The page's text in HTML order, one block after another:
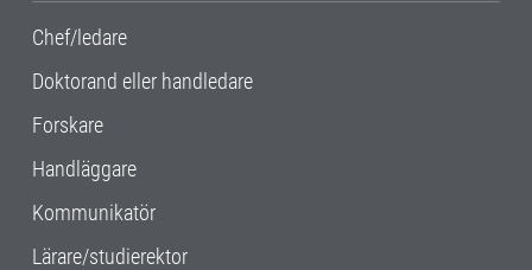
Chef/ledare
Doktorand eller handledare
Forskare
Handläggare
Kommunikatör
Lärare/studierektor